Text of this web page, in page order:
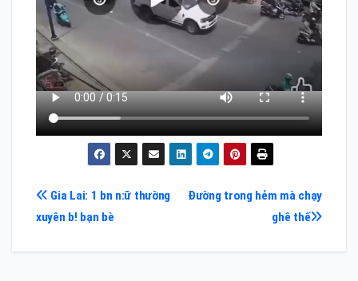
Điều
hướng
Đường trong hẻm mà chạy
ghê thế
Gia Lai: 1 bn n:ữ thường
xuyên b! bạn bè